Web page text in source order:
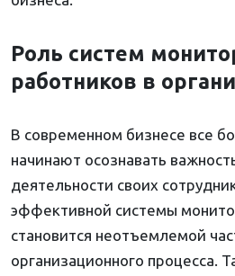
Роль систем
работников в
В современном бизнесе все
начинают осознавать
деятельности своих
эффективной системы
становится неотъемлемой
организационного процесса.